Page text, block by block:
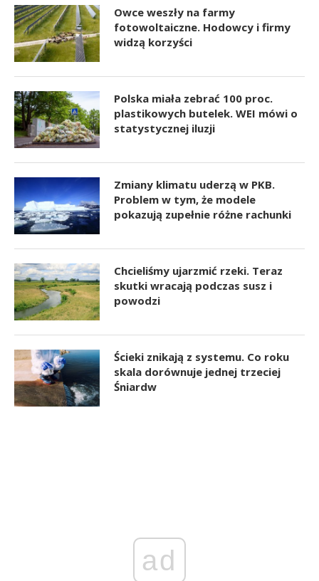
Owce weszły na farmy
fotowoltaiczne. Hodowcy i firmy
widzą korzyści
Polska miała zebrać 100 proc.
plastikowych butelek. WEI mówi o
statystycznej iluzji
Zmiany klimatu uderzą w PKB.
Problem w tym, że modele
pokazują zupełnie różne rachunki
Chcieliśmy ujarzmić rzeki. Teraz
skutki wracają podczas susz i
powodzi
Ścieki znikają z systemu. Co roku
skala dorównuje jednej trzeciej
Śniardw
ad